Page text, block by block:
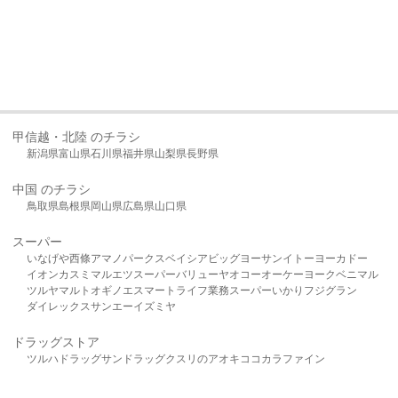
甲信越・北陸 のチラシ
新潟県富山県石川県福井県山梨県長野県
中国 のチラシ
鳥取県島根県岡山県広島県山口県
スーパー
いなげや西條アマノパークスベイシア ビッグヨーサンイトーヨーカドー
イオンカスミ マルエツスーパーバリューヤオコーオーケー ヨークベニマル
ツルヤマルト オギノ エスマート ライフ業務スーパーいかり フジグラン
ダイレックスサンエーイズミヤ
ドラッグストア
ツルハドラッグサンドラッグクスリのアオキ ココカラファイン